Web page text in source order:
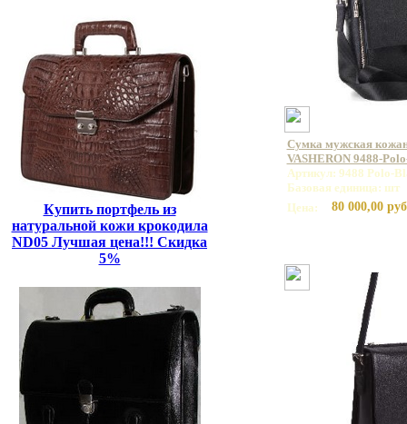
Купить портфель из
натуральной кожи крокодила
ND05 Лучшая цена!!! Скидка
5%
Сумка мужская
VASHERON 9488-
Артикул: 9488 Polo-
Базовая единица: шт
Цена:
80 000,00